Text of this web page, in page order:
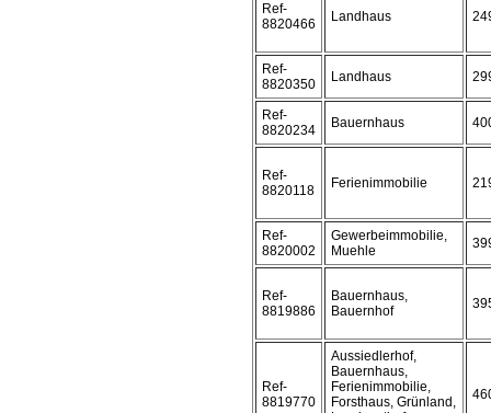
Ref-
8820466
Landhaus
Ref-
8820350
Landhaus
Ref-
8820234
Bauernhaus
Ref-
8820118
Ferienimmobilie
Ref-
8820002
Gewerbeimmobilie,
Muehle
Ref-
8819886
Bauernhaus,
Bauernhof
Ref-
8819770
Aussiedlerhof,
Bauernhaus,
Ferienimmobilie,
Forsthaus, Grünland,